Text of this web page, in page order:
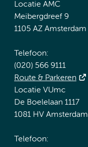
Locatie AMC
Meibergdreef 9
1105 AZ Amsterdam
Telefoon:
(020) 566 9111
Route & Parkeren
Locatie VUmc
De Boelelaan 1117
1081 HV Amsterdam
Telefoon: